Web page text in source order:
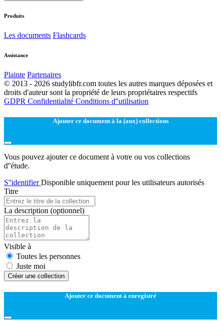
Produits
Les documents Flashcards
Assistance
Plainte Partenaires
© 2013 - 2026 studylibfr.com toutes les autres marques déposées et
droits d'auteur sont la propriété de leurs propriétaires respectifs
GDPR Confidentialité Conditions d''utilisation
Ajouter ce document à la (aux) collections
Vous pouvez ajouter ce document à votre ou vos collections
d''étude.
S''identifierDisponible uniquement pour les utilisateurs autorisés
Titre
La description (optionnel)
Visible à
Toutes les personnes
Juste moi
Créer une collection
Ajouter ce document à enregistré